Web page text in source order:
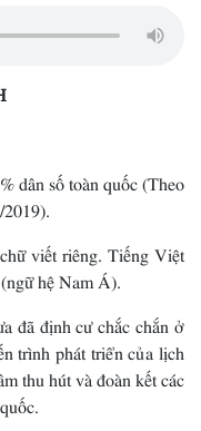
dân số toàn quốc (Theo
viết riêng. Tiếng Việt
hệ Nam Á).
đã định cư chắc chắn ở
trình phát triển của lịch
thu hút và đoàn kết các